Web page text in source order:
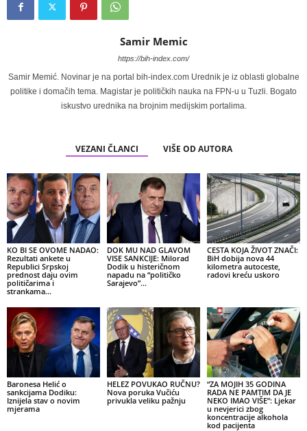
Samir Memic
https://bih-index.com/
Samir Memić. Novinar je na portal bih-index.com Urednik je iz oblasti globalne
politike i domačih tema. Magistar je političkih nauka na FPN-u u Tuzli. Bogato
iskustvo urednika na brojnim medijskim portalima.
VEZANI ČLANCI VIŠE OD AUTORA
KO BI SE OVOME NADAO:
Rezultati ankete u
Republici Srpskoj
prednost daju ovim
političarima i
strankama…
DOK MU NAD GLAVOM
VISE SANKCIJE: Milorad
Dodik u histeričnom
napadu na “političko
Sarajevo”…
CESTA KOJA ŽIVOT ZNAČI:
BiH dobija nova 44
kilometra autoceste,
radovi kreću uskoro
Baronesa Helić o
sankcijama Dodiku:
Iznijela stav o novim
mjerama
HELEZ POVUKAO RUČNU?
Nova poruka Vučiću
privukla veliku pažnju
“ZA MOJIH 35 GODINA
RADA NE PAMTIM DA JE
NEKO IMAO VIŠE”: Ljekar
u nevjerici zbog
koncentracije alkohola
kod pacijenta